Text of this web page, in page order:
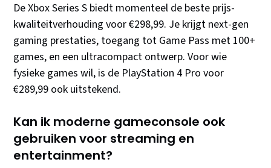
De Xbox Series S biedt momenteel de beste prijs-
kwaliteitverhouding voor €298,99. Je krijgt next-gen
gaming prestaties, toegang tot Game Pass met 100+
games, en een ultracompact ontwerp. Voor wie
fysieke games wil, is de PlayStation 4 Pro voor
€289,99 ook uitstekend.
Kan ik moderne gameconsole ook
gebruiken voor streaming en
entertainment?